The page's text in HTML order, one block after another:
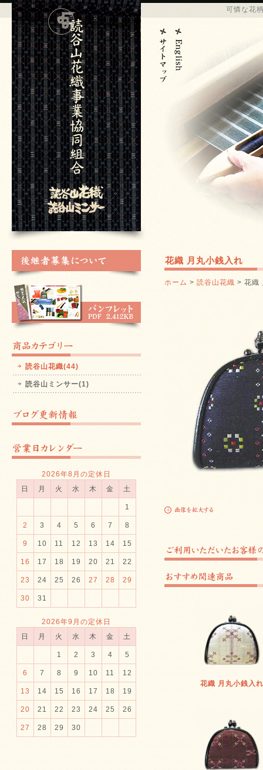
可憐な花
花織 月丸小銭入れ
ホーム > 読谷山花織 > 花織
花織 月丸小銭入れ
読谷山花織(44)
読谷山ミンサー(1)
2026年8月の定休日
日
月 火 水 木 金 土
1
2 3 4 5 6 7 8
9 10 11 12 13 14 15
16 17 18 19 20 21 22
23 24 25 26 27 28 29
30 31
2026年9月の定休日
日
月 火 水 木 金 土
1 2 3 4 5
6 7 8 9 10 11 12
13 14 15 16 17 18 19
20 21 22 23 24 25 26
27 28 29 30